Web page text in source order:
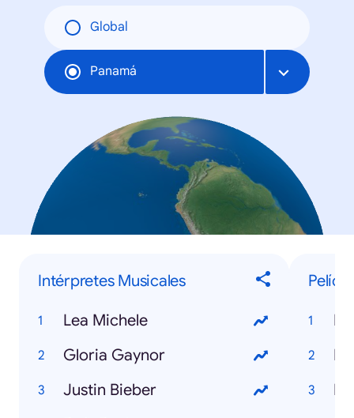
Global
Panamá
Intérpretes Musicales
Lea Michele
Gloria Gaynor
Justin Bieber